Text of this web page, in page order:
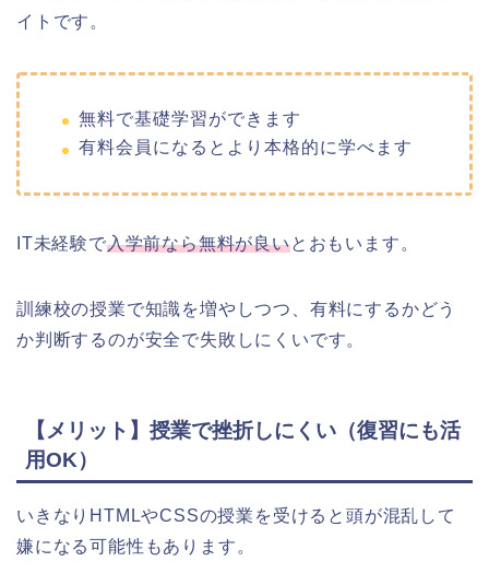
イトです。
無料で基礎学習ができます
有料会員になるとより本格的に学べます
IT未経験で入学前なら無料が良いとおもいます。
訓練校の授業で知識を増やしつつ、有料にするかどう
か判断するのが安全で失敗しにくいです。
【メリット】授業で挫折しにくい（復習にも活
用OK）
いきなりHTMLやCSSの授業を受けると頭が混乱して
嫌になる可能性もあります。